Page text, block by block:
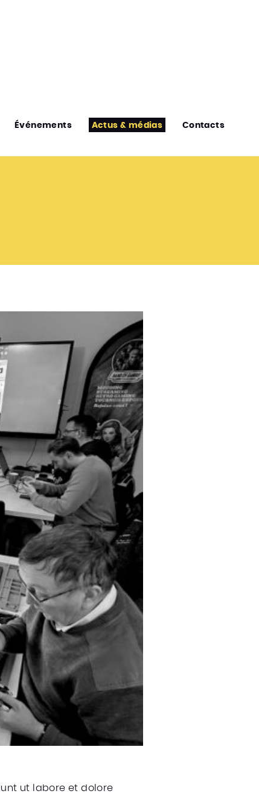
Événements Actus & médias Contacts
ut labore et dolore